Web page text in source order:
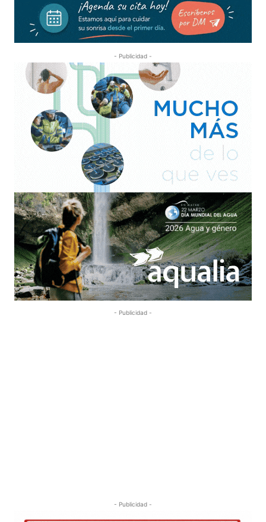
- Publicidad -
- Publicidad -
- Publicidad -